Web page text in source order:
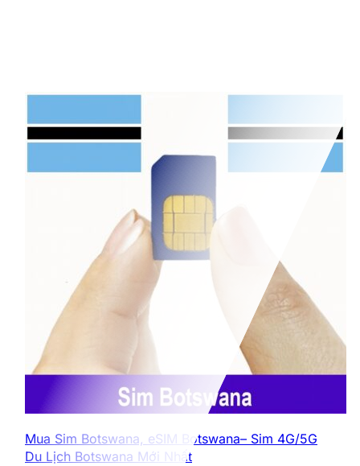
Mua Sim Botswana, eSIM Botswana– Sim 4G/5G
Du Lịch Botswana Mới Nhất